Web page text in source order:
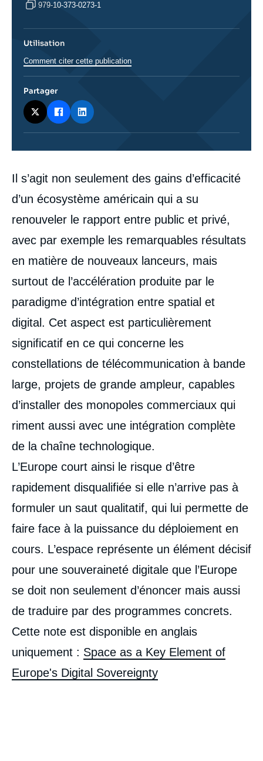
Corps
analyses
Il s’agit non seulement des gains d’efficacité
d’un écosystème américain qui a su
renouveler le rapport entre public et privé,
avec par exemple les remarquables résultats
en matière de nouveaux lanceurs, mais
surtout de l’accélération produite par le
paradigme d’intégration entre spatial et
digital. Cet aspect est particulièrement
significatif en ce qui concerne les
constellations de télécommunication à bande
large, projets de grande ampleur, capables
d’installer des monopoles commerciaux qui
riment aussi avec une intégration complète
de la chaîne technologique.
L’Europe court ainsi le risque d’être
rapidement disqualifiée si elle n’arrive pas à
formuler un saut qualitatif, qui lui permette de
faire face à la puissance du déploiement en
cours. L’espace représente un élément décisif
pour une souveraineté digitale que l’Europe
se doit non seulement d’énoncer mais aussi
de traduire par des programmes concrets.
Cette note est disponible en anglais
uniquement : Space as a Key Element of
Europe's Digital Sovereignty
979-10-373-0273-1
Utilisation
Comment citer cette publication
Partager